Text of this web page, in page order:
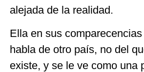
alejada de la realidad.
Ella en sus
habla de otro país, no del
existe, y se le ve como una